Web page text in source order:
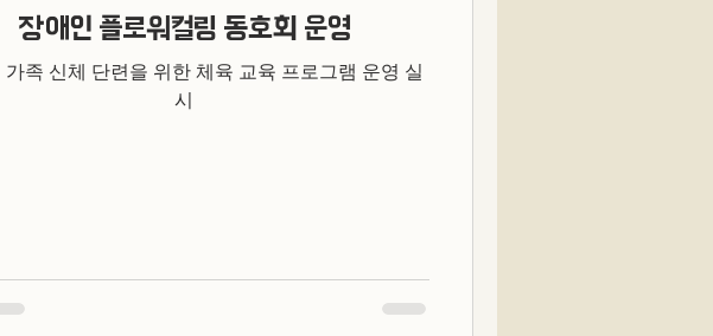
장애인 플로워컬링 동호회 운영
가족 신체 단련을 위한 체육 교육 프로그램 운영 실
시